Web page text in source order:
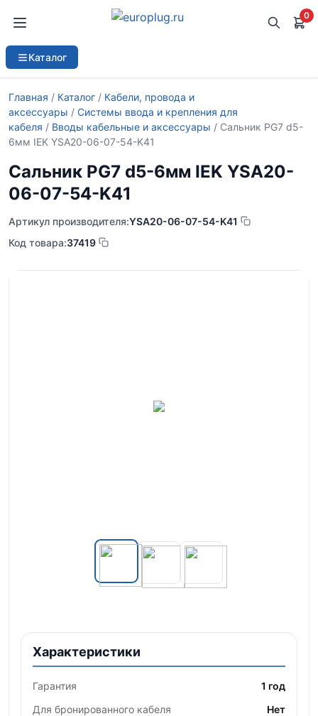
0
Каталог
Главная / Каталог / Кабели, провода и
аксессуары / Системы ввода и крепления для
кабеля / Вводы кабельные и аксессуары / Сальник PG7 d5-
6мм IEK YSA20-06-07-54-K41
Сальник PG7 d5-6мм IEK YSA20-
06-07-54-K41
Артикул производителя:YSA20-06-07-54-K41
Код товара:37419
Характеристики
Гарантия
1 год
Для бронированного кабеля
Нет